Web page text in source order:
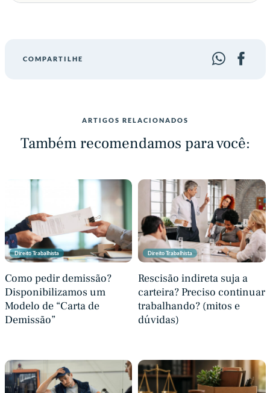
COMPARTILHE
ARTIGOS RELACIONADOS
Também recomendamos para você:
Direito Trabalhista
Como pedir demissão?
Disponibilizamos um
Modelo de “Carta de
Demissão”
Direito Trabalhista
Rescisão indireta suja a
carteira? Preciso continuar
trabalhando? (mitos e
dúvidas)